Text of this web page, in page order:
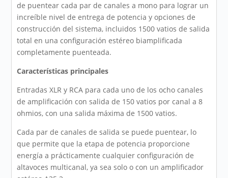
de puentear cada par de canales a mono para lograr un
increíble nivel de entrega de potencia y opciones de
construcción del sistema, incluidos 1500 vatios de salida
total en una configuración estéreo biamplificada
completamente puenteada.
Características principales
Entradas XLR y RCA para cada uno de los ocho canales
de amplificación con salida de 150 vatios por canal a 8
ohmios, con una salida máxima de 1500 vatios.
Cada par de canales de salida se puede puentear, lo
que permite que la etapa de potencia proporcione
energía a prácticamente cualquier configuración de
altavoces multicanal, ya sea solo o con un amplificador